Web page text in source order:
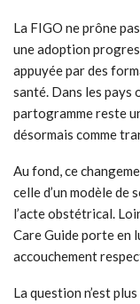
La FIGO ne prône
une adoption
appuyée par des
santé. Dans les pays
partogramme reste
désormais comme
Au fond, ce
celle d’un modèle de
l’acte obstétrical.
Care Guide porte en
accouchement
La question n’est